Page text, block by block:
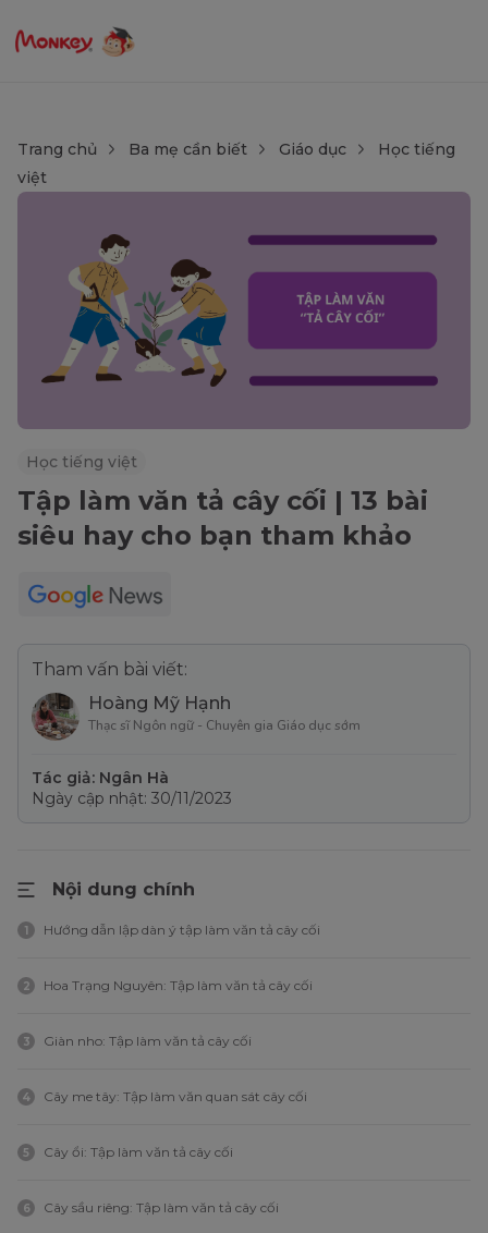
Trang chủ Ba mẹ cần biết Giáo dục
Học tiếng
việt
Học tiếng việt
Tập làm văn tả cây cối | 13 bài
siêu hay cho bạn tham khảo
Tham vấn bài viết:
Hoàng Mỹ Hạnh
Thạc sĩ Ngôn ngữ - Chuyên gia Giáo dục sớm
Tác giả: Ngân Hà
Ngày cập nhật: 30/11/2023
Nội dung chính
1 Hướng dẫn lập dàn ý tập làm văn tả cây cối
2 Hoa Trạng Nguyên: Tập làm văn tả cây cối
3 Giàn nho: Tập làm văn tả cây cối
4 Cây me tây: Tập làm văn quan sát cây cối
5 Cây ổi: Tập làm văn tả cây cối
6 Cây sầu riêng: Tập làm văn tả cây cối